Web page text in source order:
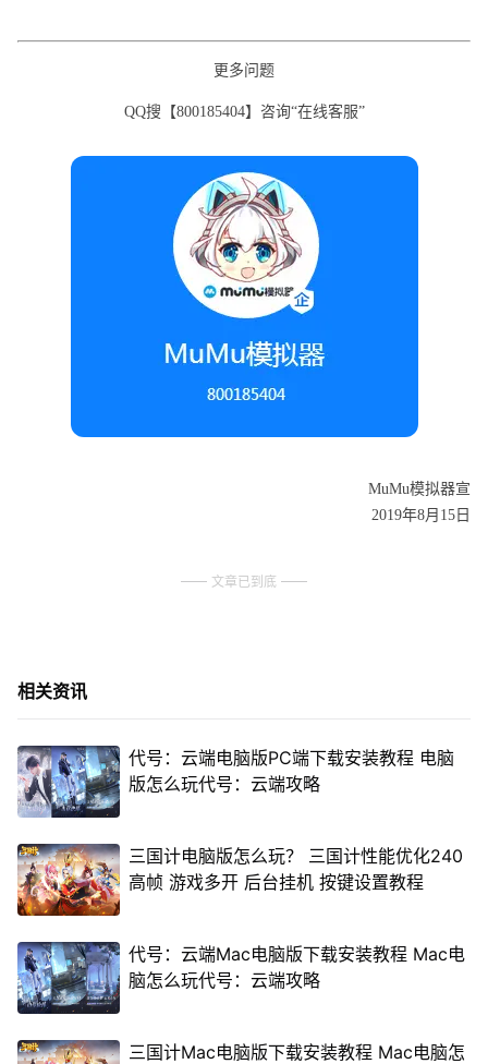
更多问题
QQ搜【800185404】咨询“在线客服”
MuMu模拟器宣
2019年8月15日
文章已到底
相关资讯
代号：云端电脑版PC端下载安装教程 电脑
版怎么玩代号：云端攻略
三国计电脑版怎么玩？ 三国计性能优化240
高帧 游戏多开 后台挂机 按键设置教程
代号：云端Mac电脑版下载安装教程 Mac电
脑怎么玩代号：云端攻略
三国计Mac电脑版下载安装教程 Mac电脑怎